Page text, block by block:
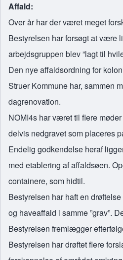
Affald:
Over år har der været meget
Bestyrelsen har forsøgt at være
arbejdsgruppen blev ”lagt til
Den nye affaldsordning for
Struer Kommune har, sammen
dagrenovation.
NOMI4s har været til flere
delvis nedgravet som placeres
Endelig godkendelse heraf
med etablering af affaldsøen.
containere, som hidtil.
Bestyrelsen har haft en
og haveaffald i samme ”grav”.
Bestyrelsen fremlægger
Bestyrelsen har drøftet flere